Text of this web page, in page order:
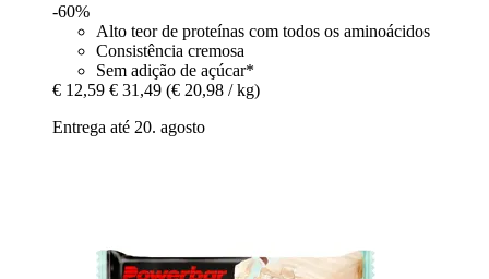
-60%
Alto teor de proteínas com todos os aminoácidos
Consistência cremosa
Sem adição de açúcar*
€ 12,59 € 31,49 (€ 20,98 / kg)
Entrega até 20. agosto